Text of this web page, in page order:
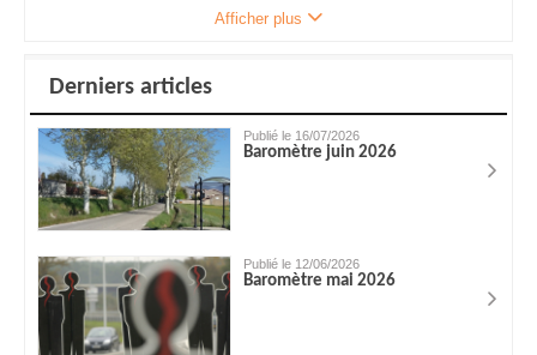
Afficher plus
Derniers articles
Publié le 16/07/2026
Baromètre juin 2026
Publié le 12/06/2026
Baromètre mai 2026